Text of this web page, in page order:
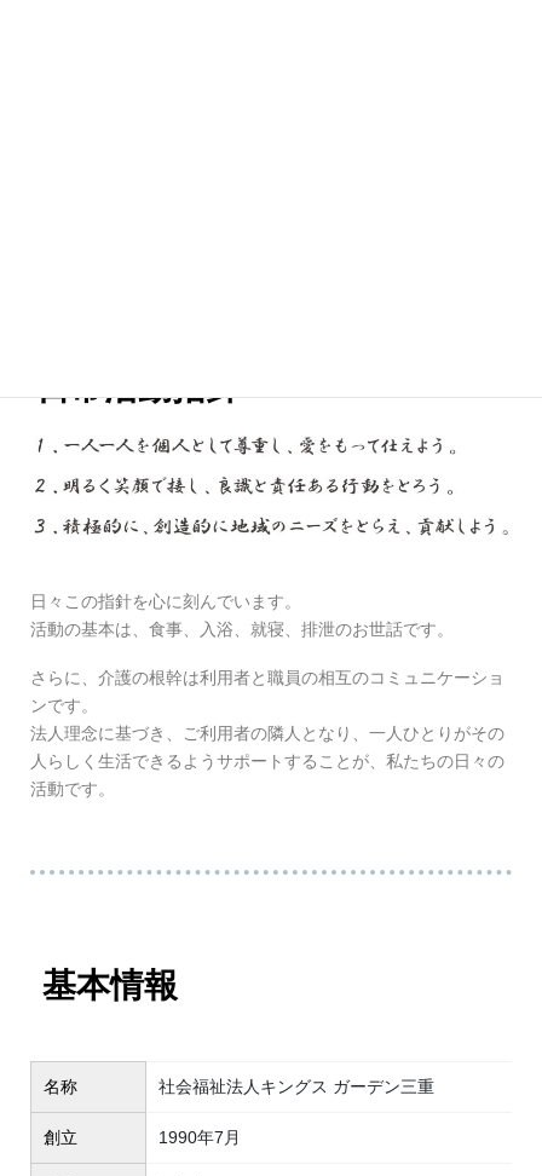
日常活動指針
日々この指針を心に刻んでいます。
活動の基本は、食事、入浴、就寝、排泄のお世話です。
さらに、介護の根幹は利用者と職員の相互のコミュニケーショ
ンです。
法人理念に基づき、ご利用者の隣人となり、一人ひとりがその
人らしく生活できるようサポートすることが、私たちの日々の
活動です。
基本情報
名称 社会福祉法人キングス ガーデン三重
創立 1990年7月